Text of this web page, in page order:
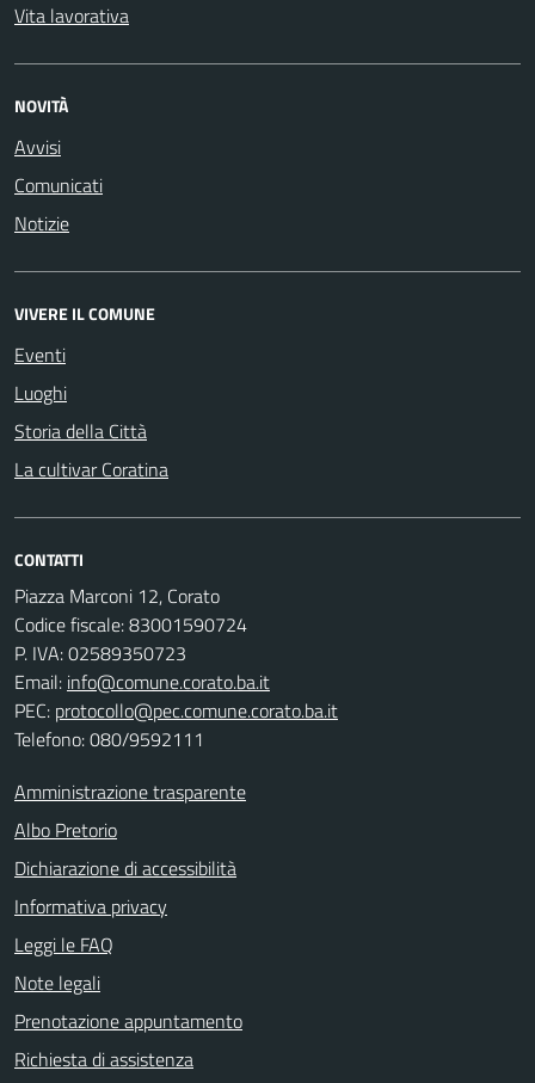
Vita lavorativa
NOVITÀ
Avvisi
Comunicati
Notizie
VIVERE IL COMUNE
Eventi
Luoghi
Storia della Città
La cultivar Coratina
CONTATTI
Piazza Marconi 12, Corato
Codice fiscale: 83001590724
P. IVA: 02589350723
Email: info@comune.corato.ba.it
PEC: protocollo@pec.comune.corato.ba.it
Telefono: 080/9592111
Amministrazione trasparente
Albo Pretorio
Dichiarazione di accessibilità
Informativa privacy
Leggi le FAQ
Note legali
Prenotazione appuntamento
Richiesta di assistenza